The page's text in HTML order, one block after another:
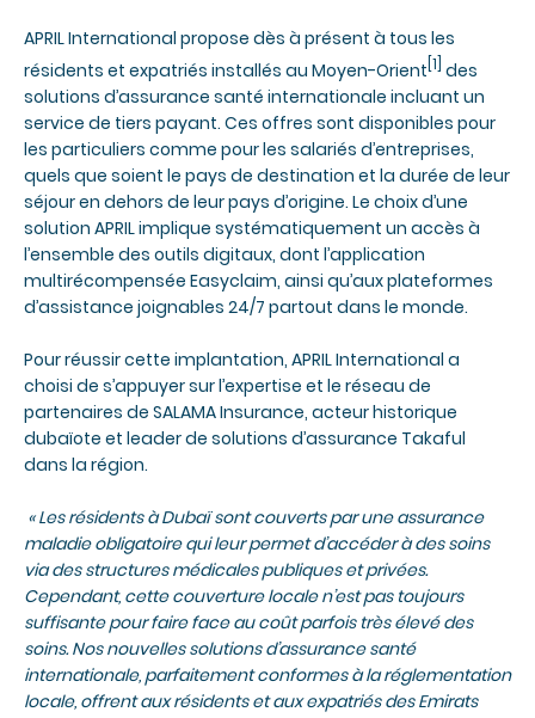
APRIL International propose dès à présent à tous les
résidents et expatriés installés au Moyen-Orient [1] des
solutions d’assurance santé internationale incluant un
service de tiers payant. Ces offres sont disponibles pour
les particuliers comme pour les salariés d’entreprises,
quels que soient le pays de destination et la durée de leur
séjour en dehors de leur pays d’origine. Le choix d’une
solution APRIL implique systématiquement un accès à
l’ensemble des outils digitaux, dont l’application
multirécompensée Easyclaim, ainsi qu’aux plateformes
d’assistance joignables 24/7 partout dans le monde.
Pour réussir cette implantation, APRIL International a
choisi de s’appuyer sur l’expertise et le réseau de
partenaires de SALAMA Insurance, acteur historique
dubaïote et leader de solutions d’assurance Takaful
dans la région.
« Les résidents à Dubaï sont couverts par une assurance
maladie obligatoire qui leur permet d’accéder à des soins
via des structures médicales publiques et privées.
Cependant, cette couverture locale n’est pas toujours
suffisante pour faire face au coût parfois très élevé des
soins. Nos nouvelles solutions d’assurance santé
internationale, parfaitement conformes à la réglementation
locale, offrent aux résidents et aux expatriés des Emirats